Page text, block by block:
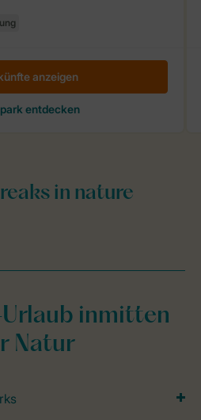
Urlaub inmitten
Natur